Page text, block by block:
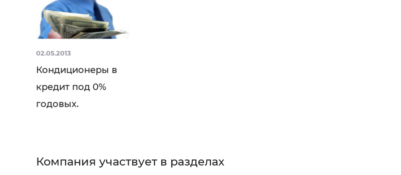
02.05.2013
Кондиционеры в
кредит под 0%
годовых.
Компания участвует в разделах